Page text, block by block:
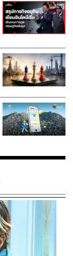
นำ Arpo Pool
งเดินทางสะดวก
ผจญภัยเล็กๆ
าจัดงานอีเวนต์
ด้วย